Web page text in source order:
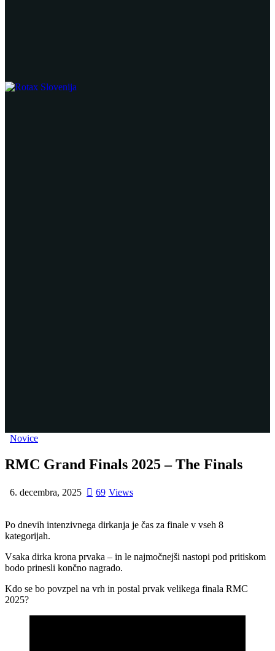
Novice
RMC Grand Finals 2025 – The Finals
6. decembra, 2025 69 Views
Po dnevih intenzivnega dirkanja je čas za finale v vseh 8
kategorijah.
Vsaka dirka krona prvaka – in le najmočnejši nastopi pod pritiskom
bodo prinesli končno nagrado.
Kdo se bo povzpel na vrh in postal prvak velikega finala RMC
2025?